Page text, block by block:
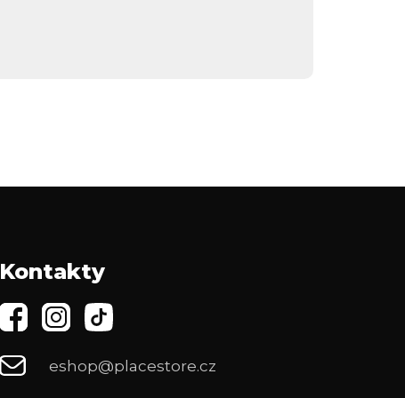
Kontakty
eshop@placestore.cz